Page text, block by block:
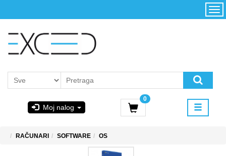
Moj nalog
0
Početna
korišćenja i
RAČUNARI SOFTWARE OS